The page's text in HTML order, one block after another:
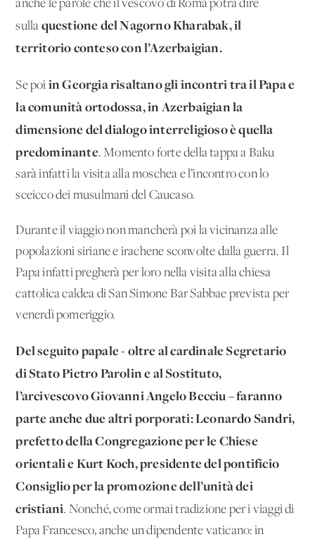
anche le parole che il vescovo di Roma potrà dire
sulla questione del Nagorno Kharabak, il
territorio conteso con l’Azerbaigian.
Se poi in Georgia risaltano gli incontri tra il Papa e
la comunità ortodossa, in Azerbaigian la
dimensione del dialogo interreligioso è quella
predominante. Momento forte della tappa a Baku
sarà infatti la visita alla moschea e l’incontro con lo
sceicco dei musulmani del Caucaso.
Durante il viaggio non mancherà poi la vicinanza alle
popolazioni siriane e irachene sconvolte dalla guerra. Il
Papa infatti pregherà per loro nella visita alla chiesa
cattolica caldea di San Simone Bar Sabbae prevista per
venerdì pomeriggio.
Del seguito papale - oltre al cardinale Segretario
di Stato Pietro Parolin e al Sostituto,
l’arcivescovo Giovanni Angelo Becciu – faranno
parte anche due altri porporati: Leonardo Sandri,
prefetto della Congregazione per le Chiese
orientali e Kurt Koch, presidente del pontificio
Consiglio per la promozione dell’unità dei
cristiani. Nonché, come ormai tradizione per i viaggi di
Papa Francesco, anche un dipendente vaticano: in